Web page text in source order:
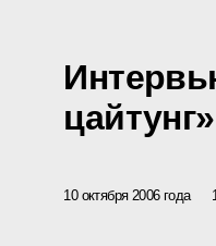
цайтунг»
10 октября 2006 года